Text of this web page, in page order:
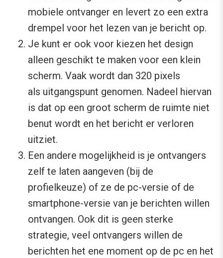
mobiele ontvanger en levert zo een extra
drempel voor het lezen van je bericht op.
Je kunt er ook voor kiezen het design
alleen geschikt te maken voor een klein
scherm. Vaak wordt dan 320 pixels
als uitgangspunt genomen. Nadeel hiervan
is dat op een groot scherm de ruimte niet
benut wordt en het bericht er verloren
uitziet.
Een andere mogelijkheid is je ontvangers
zelf te laten aangeven (bij de
profielkeuze) of ze de pc-versie of de
smartphone-versie van je berichten willen
ontvangen. Ook dit is geen sterke
strategie, veel ontvangers willen de
berichten het ene moment op de pc en het